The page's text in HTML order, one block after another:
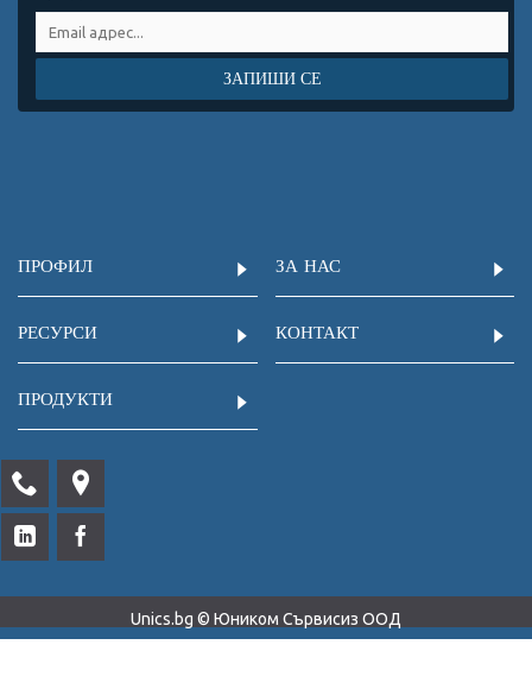
ЗАПИШИ СЕ
ПРОФИЛ ЗА НАС
РЕСУРСИ КОНТАКТ
ПРОДУКТИ
Unics.bg © Юником Сървисиз ООД